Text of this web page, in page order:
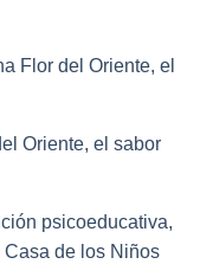
Flor del Oriente, el
Oriente, el sabor
psicoeducativa,
de los Niños